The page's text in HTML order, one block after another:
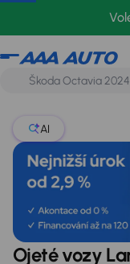
Land Rover
AI
Ojeté vozy